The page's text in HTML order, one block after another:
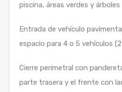
piscina, áreas verdes y
Entrada de vehículo
espacio para 4 o 5 vehículos
Cierre perimetral con
parte trasera y el frente con